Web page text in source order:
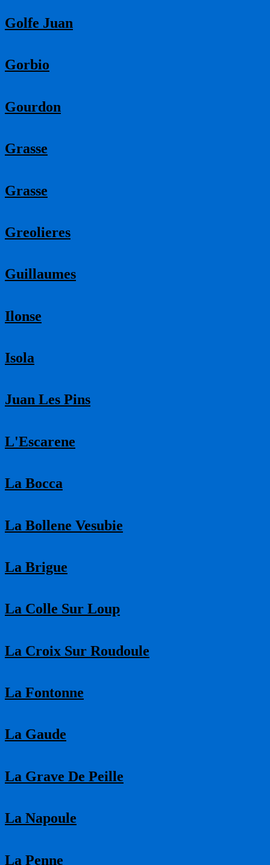
Golfe Juan
Gorbio
Gourdon
Grasse
Grasse
Greolieres
Guillaumes
Ilonse
Isola
Juan Les Pins
L'Escarene
La Bocca
La Bollene Vesubie
La Brigue
La Colle Sur Loup
La Croix Sur Roudoule
La Fontonne
La Gaude
La Grave De Peille
La Napoule
La Penne